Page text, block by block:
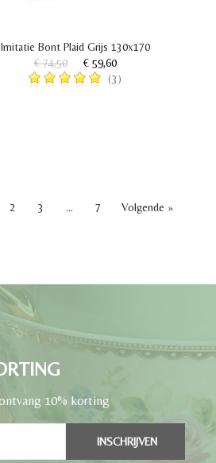
Imitatie Bont Plaid Grijs 130x170
€ 74,50
€ 59,60
(3)
2 3 … 7 Volgende »
10% korting
INSCHRIJVEN